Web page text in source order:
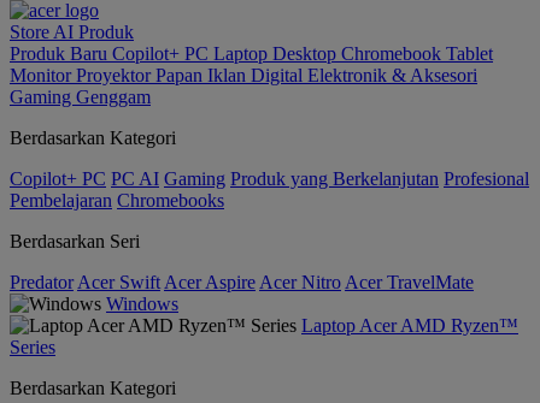
Store AI Produk
Produk Baru Copilot+ PC Laptop Desktop Chromebook Tablet
MonitorProyektorPapan Iklan Digital Elektronik & Aksesori
Gaming Genggam
Berdasarkan Kategori
Copilot+ PC PC AI Gaming Produk yang Berkelanjutan Profesional
Pembelajaran Chromebooks
Berdasarkan Seri
Predator Acer Swift Acer Aspire Acer Nitro Acer TravelMate
Windows
Laptop Acer AMD Ryzen™
Series
Berdasarkan Kategori